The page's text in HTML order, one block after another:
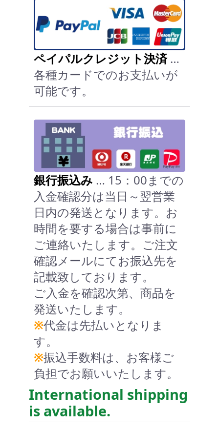
ペイパルクレジット決済…
各種カードでのお支払いが
可能です。
銀行振込み … 15：00までの
入金確認分は当日～翌営業
日内の発送となります。お
時間を要する場合は事前に
ご連絡いたします。ご注文
確認メールにてお振込先を
記載致しております。
ご入金を確認次第、商品を
発送いたします。
※代金は先払いとなりま
す。
※振込手数料は、お客様ご
負担でお願いいたします。
International shipping
is available.